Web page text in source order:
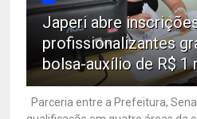
Japeri abre
profissionalizantes
bolsa-auxílio de R$ 1
Parceria entre a Prefeitura,